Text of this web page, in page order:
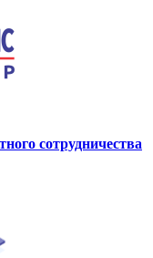
сотрудничества